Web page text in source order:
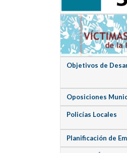
Objetivos de
Oposiciones
Policías Locales
Planificación de